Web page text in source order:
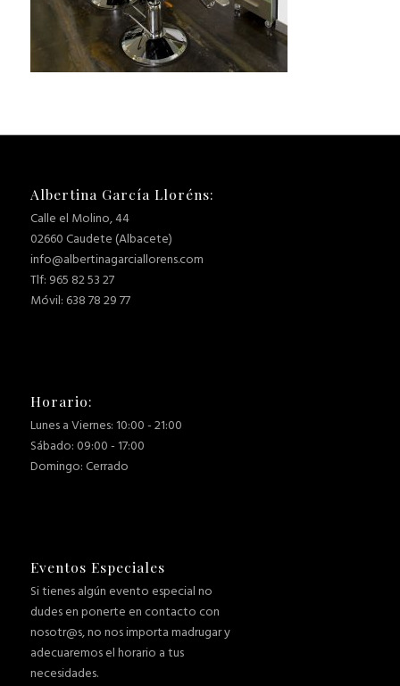
Albertina García Lloréns:
Calle el Molino, 44
02660 Caudete (Albacete)
info@albertinagarciallorens.com
Tlf: 965 82 53 27
Móvil: 638 78 29 77
Horario:
Lunes a Viernes: 10:00 - 21:00
Sábado: 09:00 - 17:00
Domingo: Cerrado
Eventos Especiales
Si tienes algún evento especial no
dudes en ponerte en contacto con
nosotr@s, no nos importa madrugar y
adecuaremos el horario a tus
necesidades.